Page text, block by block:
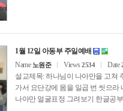
1월 12일 아동부 주일예배
Name 노원준 Views2534 Date
설교제목: 하나님이 나아만
가서 요단강에 몸을 일곱 번 씻으라
나아만 얼굴표정 그려보기 한글